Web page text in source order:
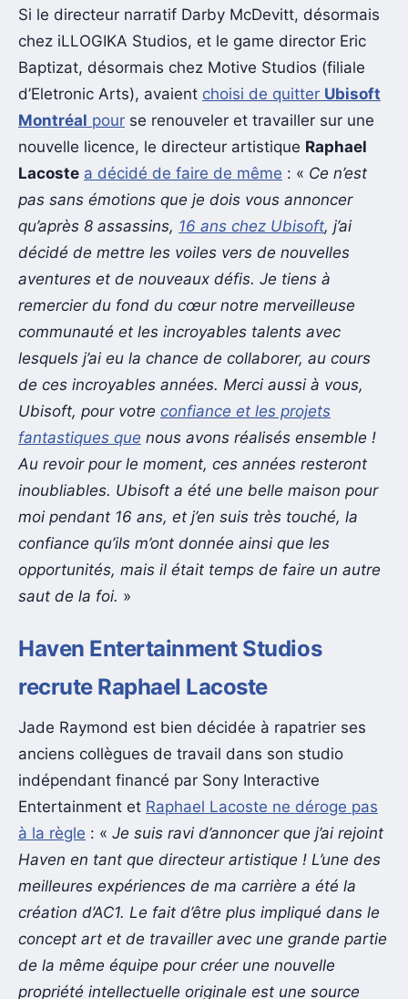
Si le directeur narratif Darby McDevitt, désormais
chez iLLOGIKA Studios, et le game director Eric
Baptizat, désormais chez Motive Studios (filiale
d’Eletronic Arts), avaient choisi de quitter Ubisoft
Montréal pour se renouveler et travailler sur une
nouvelle licence, le directeur artistique Raphael
Lacoste a décidé de faire de même : « Ce n’est
pas sans émotions que je dois vous annoncer
qu’après 8 assassins, 16 ans chez Ubisoft, j’ai
décidé de mettre les voiles vers de nouvelles
aventures et de nouveaux défis. Je tiens à
remercier du fond du cœur notre merveilleuse
communauté et les incroyables talents avec
lesquels j’ai eu la chance de collaborer, au cours
de ces incroyables années. Merci aussi à vous,
Ubisoft, pour votre confiance et les projets
fantastiques que nous avons réalisés ensemble !
Au revoir pour le moment, ces années resteront
inoubliables. Ubisoft a été une belle maison pour
moi pendant 16 ans, et j’en suis très touché, la
confiance qu’ils m’ont donnée ainsi que les
opportunités, mais il était temps de faire un autre
saut de la foi. »
Haven Entertainment Studios
recrute Raphael Lacoste
Jade Raymond est bien décidée à rapatrier ses
anciens collègues de travail dans son studio
indépendant financé par Sony Interactive
Entertainment et Raphael Lacoste ne déroge pas
à la règle : « Je suis ravi d’annoncer que j’ai rejoint
Haven en tant que directeur artistique ! L’une des
meilleures expériences de ma carrière a été la
création d’AC1. Le fait d’être plus impliqué dans le
concept art et de travailler avec une grande partie
de la même équipe pour créer une nouvelle
propriété intellectuelle originale est une source